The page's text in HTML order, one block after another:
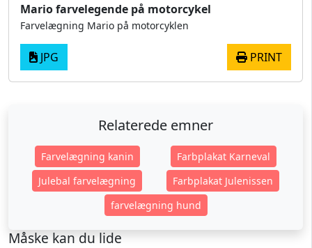
Mario farvelegende på motorcykel
Farvelægning Mario på motorcyklen
JPG PRINT
Relaterede emner
Farvelægning kanin
Farbplakat Karneval
Julebal farvelægning
Farbplakat Julenissen
farvelægning hund
Måske kan du lide